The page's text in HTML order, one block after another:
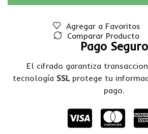
Agregar a Favoritos
Comparar Producto
Pago Seguro
El cifrado garantiza
tecnología SSL protege tu
pago.